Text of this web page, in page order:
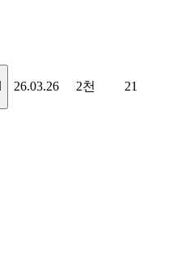
26.03.26 2천 21